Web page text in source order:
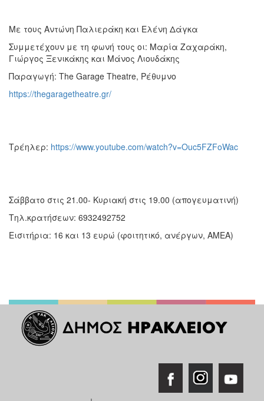
Με τους Αντώνη Παλιεράκη και Ελένη Δάγκα
Συμμετέχουν με τη φωνή τους οι: Μαρία Ζαχαράκη,
Γιώργος Ξενικάκης και Μάνος Λιουδάκης
Παραγωγή: The Garage Theatre, Ρέθυμνο
https://thegaragetheatre.gr/
Τρέηλερ: https://www.youtube.com/watch?v=Ouc5FZFoWac
Σάββατο στις 21.00- Κυριακή στις 19.00 (απογευματινή)
Τηλ.κρατήσεων: 6932492752
Εισιτήρια: 16 και 13 ευρώ (φοιτητικό, ανέργων, ΑΜΕΑ)